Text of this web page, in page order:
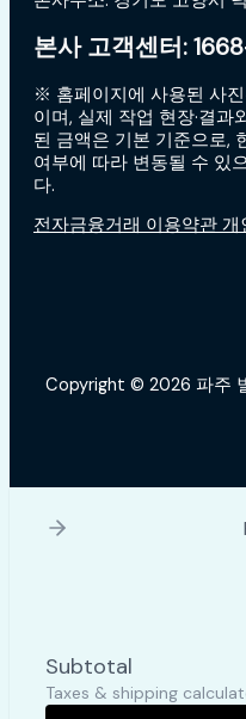
본사 고객센터:
※ 홈페이지에 사용된 사
이며, 실제 작업 현장·결
된 금액은 기본 기준으로,
여부에 따라 변동될 수 있
다.
전자금융거래 이용약관 개
Copyright © 2026 파주
Subtotal
Taxes & shipping